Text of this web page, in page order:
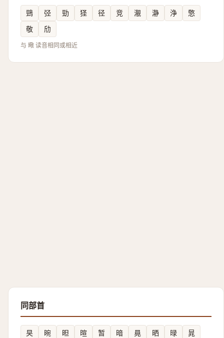
鵛 弪 勁 㹩 径 竞 㵾 瀞 浄
憼
敬
劤
与 曔 读音相同或相近
同部首
旲 晼 㫜 暄 暂 暗 㫯 晒 㫽
晁